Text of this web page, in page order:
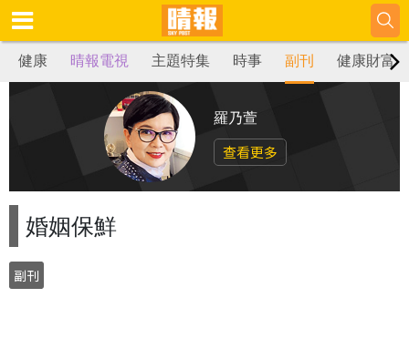
健康 晴報電視 主題特集 時事 副刊 健康財富
羅乃萱
查看更多
婚姻保鮮
副刊